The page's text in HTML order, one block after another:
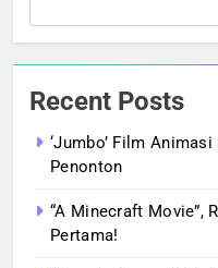
Recent Posts
‘Jumbo’ Film
Penonton
“A Minecraft Movie”,
Pertama!